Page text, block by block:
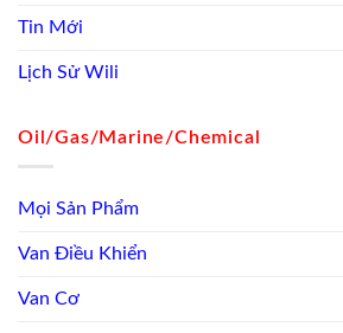
Tin Mới
Lịch Sử Wili
Oil/Gas/Marine/Chemical
Mọi Sản Phẩm
Van Điều Khiển
Van Cơ